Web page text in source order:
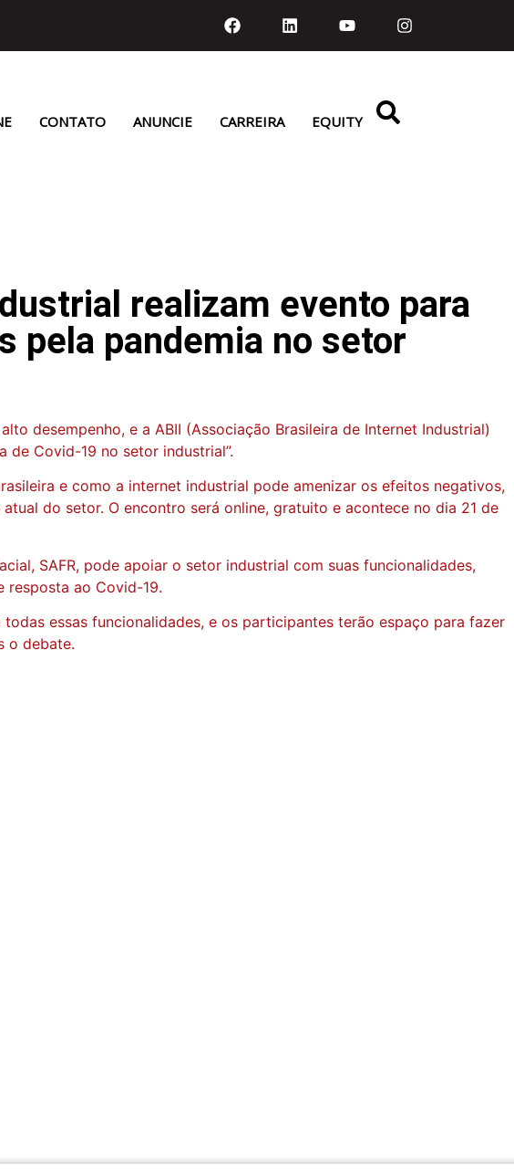
CONTATO ANUNCIE CARREIRA EQUITY
realizam evento para
pela pandemia no setor
desempenho, e a ABII (Associação Brasileira de Internet Industrial)
de Covid-19 no setor industrial”.
e como a internet industrial pode amenizar os efeitos negativos,
do setor. O encontro será online, gratuito e acontece no dia 21 de
SAFR, pode apoiar o setor industrial com suas funcionalidades,
resposta ao Covid-19.
essas funcionalidades, e os participantes terão espaço para fazer
o debate.